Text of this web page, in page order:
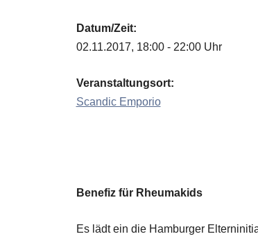
Datum/Zeit:
02.11.2017, 18:00 - 22:00 Uhr
Veranstaltungsort:
Scandic Emporio
Benefiz für Rheumakids
Es lädt ein die Hamburger